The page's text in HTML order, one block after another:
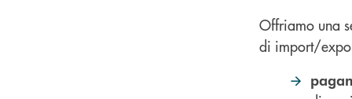
Offriamo una
di import/